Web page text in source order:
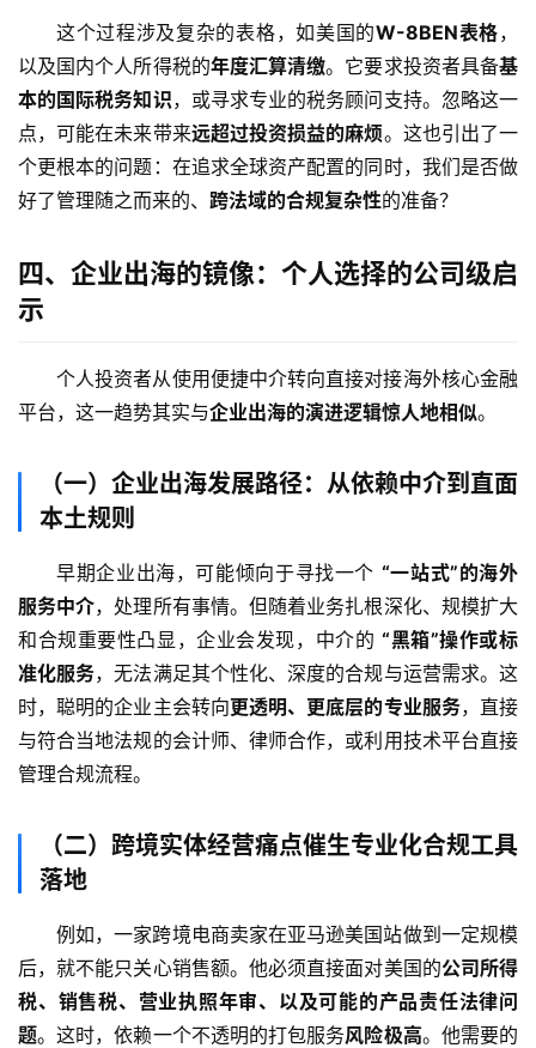
这个过程涉及复杂的表格，如美国的W-8BEN表格，
以及国内个人所得税的年度汇算清缴。它要求投资者具备基
本的国际税务知识，或寻求专业的税务顾问支持。忽略这一
点，可能在未来带来远超过投资损益的麻烦。这也引出了一
个更根本的问题：在追求全球资产配置的同时，我们是否做
好了管理随之而来的、 跨法域的合规复杂性的准备？
四、企业出海的镜像：个人选择的公司级启
示
个人投资者从使用便捷中介转向直接对接海外核心金融
平台，这一趋势其实与企业出海的演进逻辑惊人地相似。
（一）企业出海发展路径：从依赖中介到直面
本土规则
早期企业出海，可能倾向于寻找一个 “一站式”的海外
服务中介，处理所有事情。但随着业务扎根深化、规模扩大
和合规重要性凸显，企业会发现，中介的 “黑箱”操作或标
准化服务，无法满足其个性化、深度的合规与运营需求。这
时，聪明的企业主会转向更透明、更底层的专业服务，直接
与符合当地法规的会计师、律师合作，或利用技术平台直接
管理合规流程。
（二）跨境实体经营痛点催生专业化合规工具
落地
例如，一家跨境电商卖家在亚马逊美国站做到一定规模
后，就不能只关心销售额。他必须直接面对美国的公司所得
税、销售税、营业执照年审、以及可能的产品责任法律问
题。这时，依赖一个不透明的打包服务风险极高。他需要的